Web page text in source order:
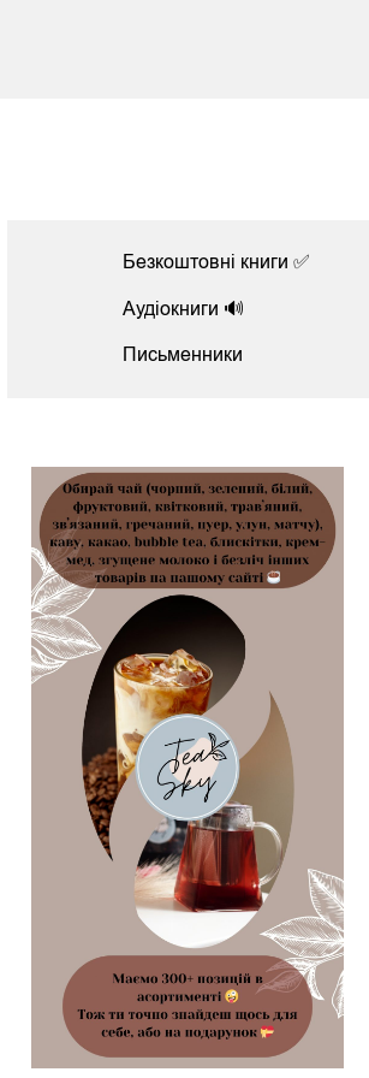
Безкоштовні книги ✅
Аудіокниги 🔊
Письменники